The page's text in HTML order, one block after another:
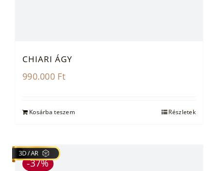
CHIARI ÁGY
990.000 Ft
Kosárba teszem Részletek
-37%